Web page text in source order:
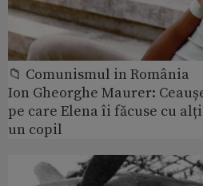
📁 Comunismul in România
Ion Gheorghe Maurer:
pe care Elena îi făcuse cu
un copil